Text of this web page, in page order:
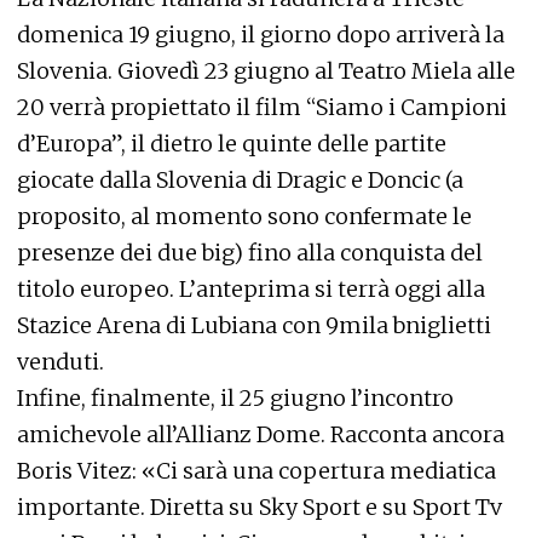
domenica 19 giugno, il giorno dopo arriverà la
Slovenia. Giovedì 23 giugno al Teatro Miela alle
20 verrà propiettato il film “Siamo i Campioni
d’Europa”, il dietro le quinte delle partite
giocate dalla Slovenia di Dragic e Doncic (a
proposito, al momento sono confermate le
presenze dei due big) fino alla conquista del
titolo europeo. L’anteprima si terrà oggi alla
Stazice Arena di Lubiana con 9mila bniglietti
venduti.
Infine, finalmente, il 25 giugno l’incontro
amichevole all’Allianz Dome. Racconta ancora
Boris Vitez: «Ci sarà una copertura mediatica
importante. Diretta su Sky Sport e su Sport Tv